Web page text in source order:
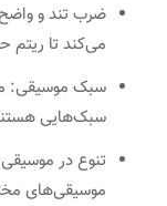
ضرب تند و
می‌کند تا ریتم
سبک موسیقی:
سبک‌هایی
تنوع در
موسیقی‌های